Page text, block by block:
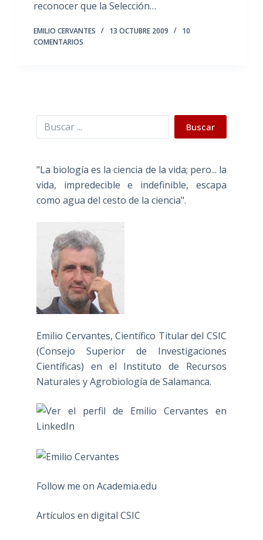
reconocer que la Selección…
EMILIO CERVANTES 13 OCTUBRE 2009
10
COMENTARIOS
Buscar Buscar
"La biología es la ciencia de la vida; pero... la
vida, impredecible e indefinible, escapa
como agua del cesto de la ciencia".
Emilio Cervantes, Científico Titular del CSIC
(Consejo Superior de Investigaciones
Científicas) en el Instituto de Recursos
Naturales y Agrobiología de Salamanca.
Follow me on Academia.edu
Artículos en digital CSIC